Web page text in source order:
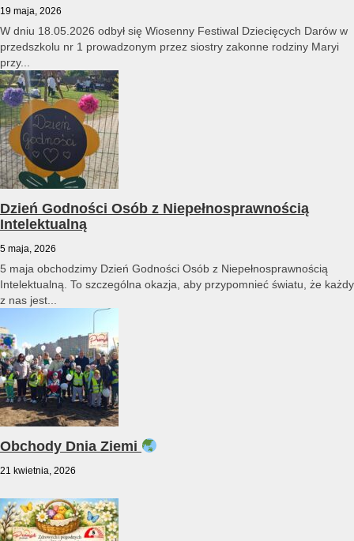
19 maja, 2026
W dniu 18.05.2026 odbył się Wiosenny Festiwal Dziecięcych Darów w
przedszkolu nr 1 prowadzonym przez siostry zakonne rodziny Maryi
przy...
Dzień Godności Osób z Niepełnosprawnością
Intelektualną
5 maja, 2026
5 maja obchodzimy Dzień Godności Osób z Niepełnosprawnością
Intelektualną. To szczególna okazja, aby przypomnieć światu, że każdy
z nas jest...
Obchody Dnia Ziemi
21 kwietnia, 2026